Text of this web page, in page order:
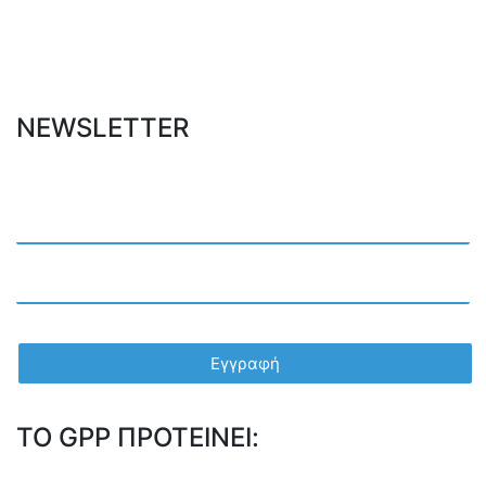
NEWSLETTER
TO GPP ΠΡΟΤΕΙΝΕΙ: